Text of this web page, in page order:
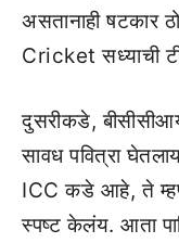
असतानाही
Cricket सध्याची
दुसरीकडे,
सावध पवित्रा
ICC कडे आहे, ते
स्पष्ट केलंय. आता